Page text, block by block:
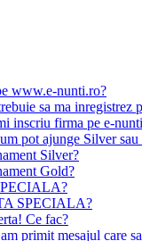
www.e-nunti.ro?
sa ma inregistrez
inscriu firma pe e-
pot ajunge Silver
Silver?
Gold?
SPECIALA?
Ce fac?
primit mesajul care